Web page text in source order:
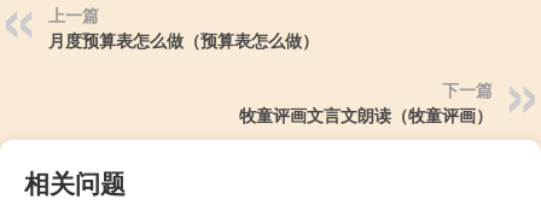
上一篇
月度预算表怎么做（预算表怎么做）
下一篇
牧童评画文言文朗读（牧童评画）
相关问题